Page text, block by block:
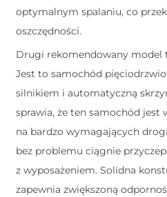
optymalnym spalaniu, co
oszczędności.
Drugi rekomendowany model
Jest to samochód
silnikiem i automatyczną
sprawia, że ten samochód jest
na bardzo wymagających
bez problemu ciągnie
z wyposażeniem. Solidna
zapewnia zwiększoną